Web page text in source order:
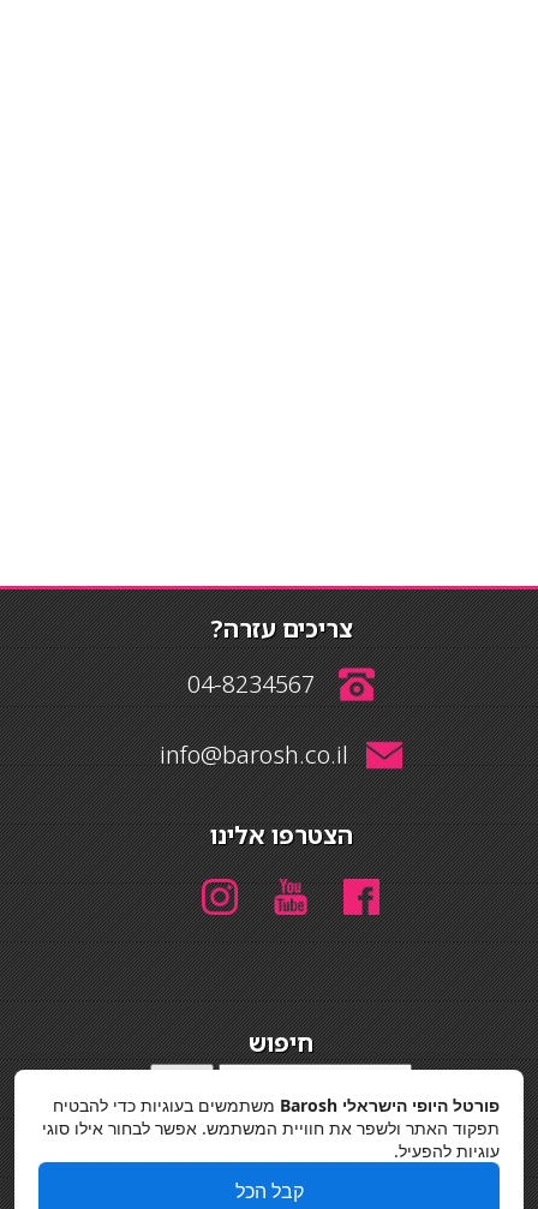
צריכים עזרה?
04-8234567
info@barosh.co.il
הצטרפו אלינו
חיפוש
מדיניות פרטיות
פורטל היופי הישראלי Barosh
משתמשים בעוגיות כדי להבטיח
תפקוד האתר ולשפר את חוויית המשתמש. אפשר לבחור אילו סוגי
עוגיות להפעיל.
קבל הכל